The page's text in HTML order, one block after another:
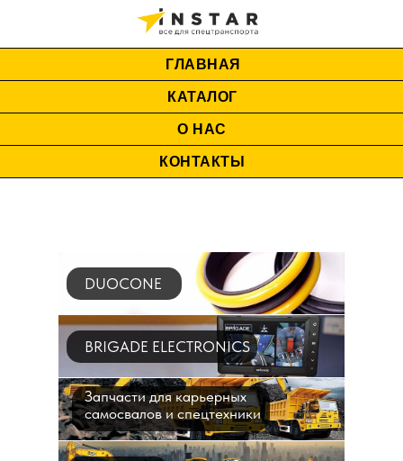
ГЛАВНАЯ
КАТАЛОГ
О НАС
КОНТАКТЫ
DUOCONE
BRIGADE ELECTRONICS
Запчасти для карьерных
самосвалов и спецтехники